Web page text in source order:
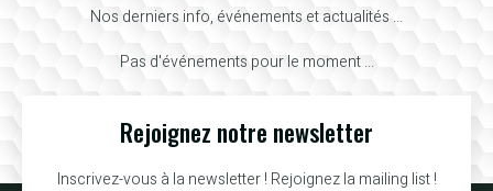
Nos derniers info, événements et actualités ...
Pas d'événements pour le moment ...
Rejoignez notre newsletter
Inscrivez-vous à la newsletter ! Rejoignez la mailing list !